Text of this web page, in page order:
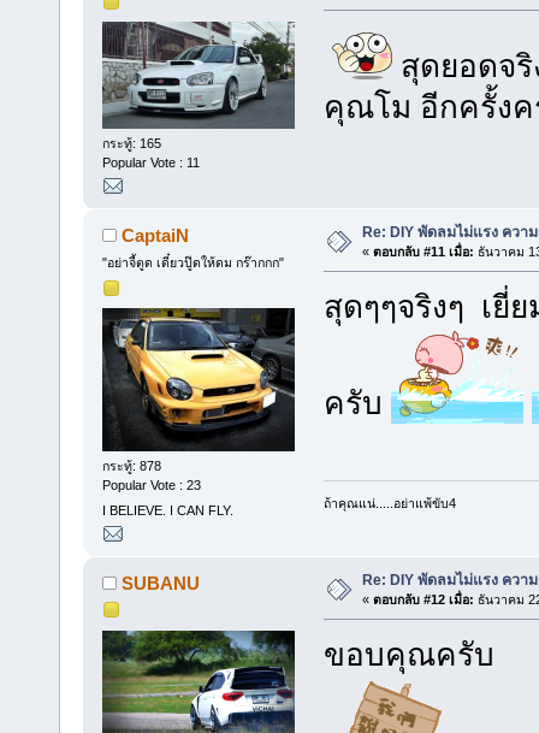
กระทู้: 165
Popular Vote : 11
สุดยอดจริ
คุณโม อีกครั้งค
CaptaiN
"อย่าจี้ตูด เดี๋ยวปู๊ดให้ดม กร๊ากกก"
กระทู้: 878
Popular Vote : 23
I BELIEVE. I CAN FLY.
Re: DIY พัดลมไม่แรง คว
« ตอบกลับ #11 เมื่อ: ธันวาคม
สุดๆๆจริงๆ เยี่
ครับ
ถ้าคุณแน่.....อย่าแพ้ขับ4
SUBANU Re: DIY พัดลมไม่แรง คว
« ตอบกลับ #12 เมื่อ: ธันวาคม
ขอบคุณครับ